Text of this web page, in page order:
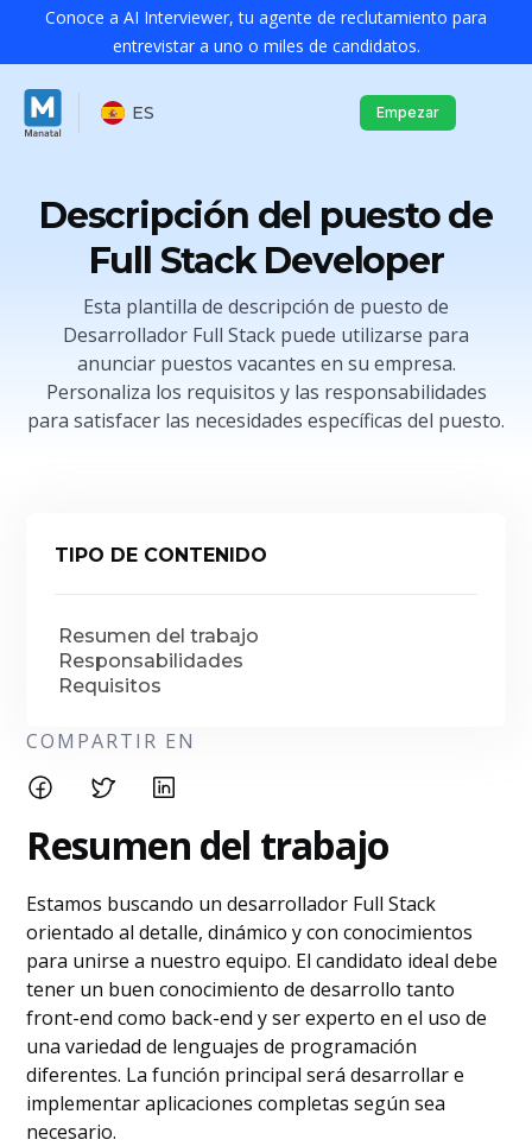
Conoce a AI Interviewer, tu agente de reclutamiento para
entrevistar a uno o miles de candidatos.
ES Empezar
Descripción del puesto de
Full Stack Developer
Esta plantilla de descripción de puesto de
Desarrollador Full Stack puede utilizarse para
anunciar puestos vacantes en su empresa.
Personaliza los requisitos y las responsabilidades
para satisfacer las necesidades específicas del puesto.
TIPO DE CONTENIDO
Resumen del trabajo
Responsabilidades
Requisitos
COMPARTIR EN
Resumen del trabajo
Estamos buscando un desarrollador Full Stack
orientado al detalle, dinámico y con conocimientos
para unirse a nuestro equipo. El candidato ideal debe
tener un buen conocimiento de desarrollo tanto
front-end como back-end y ser experto en el uso de
una variedad de lenguajes de programación
diferentes. La función principal será desarrollar e
implementar aplicaciones completas según sea
necesario.